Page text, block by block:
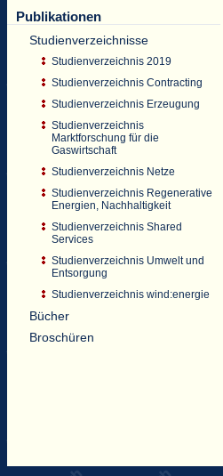
Publikationen
Studienverzeichnisse
Studienverzeichnis 2019
Studienverzeichnis Contracting
Studienverzeichnis Erzeugung
Studienverzeichnis
Marktforschung für die
Gaswirtschaft
Studienverzeichnis Netze
Studienverzeichnis Regenerative
Energien, Nachhaltigkeit
Studienverzeichnis Shared
Services
Studienverzeichnis Umwelt und
Entsorgung
Studienverzeichnis wind:energie
Bücher
Broschüren